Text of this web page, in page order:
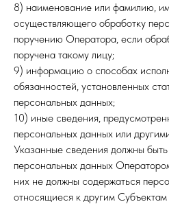
8) наименование или фамилию,
осуществляющего обработку
поручению Оператора, если
поручена такому лицу;
9) информацию о способах
обязанностей, установленных
персональных данных;
10) иные сведения,
персональных данных или
Указанные сведения должны
персональных данных
них не должны содержаться
относящиеся к другим